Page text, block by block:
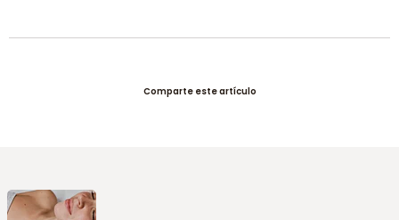
Comparte este artículo